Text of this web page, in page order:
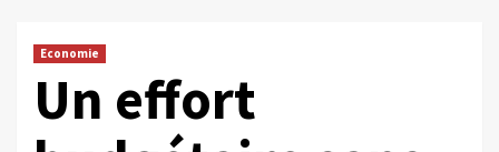
Economie
Un effort